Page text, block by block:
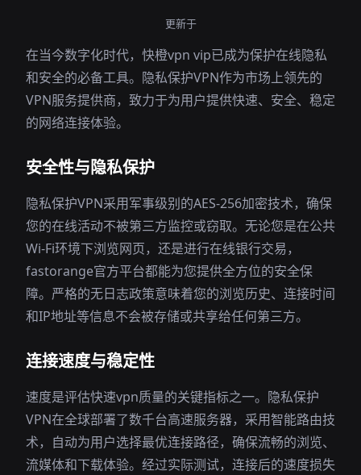
更新于
在当今数字化时代，快橙vpn vip已成为保护在线隐私
和安全的必备工具。隐私保护VPN作为市场上领先的
VPN服务提供商，致力于为用户提供快速、安全、稳定
的网络连接体验。
安全性与隐私保护
隐私保护VPN采用军事级别的AES-256加密技术，确保
您的在线活动不被第三方监控或窃取。无论您是在公共
Wi-Fi环境下浏览网页，还是进行在线银行交易，
fastorange官方平台都能为您提供全方位的安全保
障。严格的无日志政策意味着您的浏览历史、连接时间
和IP地址等信息不会被存储或共享给任何第三方。
连接速度与稳定性
速度是评估快速vpn质量的关键指标之一。隐私保护
VPN在全球部署了数千台高速服务器，采用智能路由技
术，自动为用户选择最优连接路径，确保流畅的浏览、
流媒体和下载体验。经过实际测试，连接后的速度损失